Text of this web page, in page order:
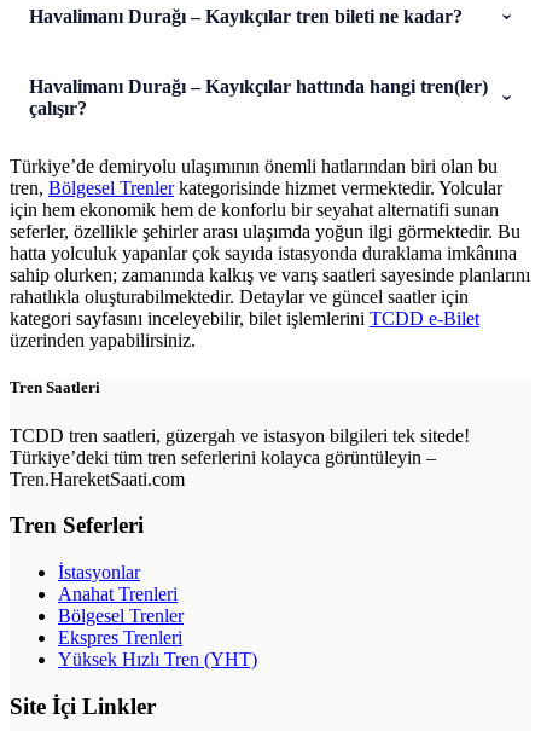
Havalimanı Durağı – Kayıkçılar tren bileti ne kadar?
Havalimanı Durağı – Kayıkçılar hattında hangi tren(ler)
çalışır?
Türkiye’de demiryolu ulaşımının önemli hatlarından biri olan bu
tren, Bölgesel Trenlerkategorisinde hizmet vermektedir. Yolcular
için hem ekonomik hem de konforlu bir seyahat alternatifi sunan
seferler, özellikle şehirler arası ulaşımda yoğun ilgi görmektedir. Bu
hatta yolculuk yapanlar çok sayıda istasyonda duraklama imkânına
sahip olurken; zamanında kalkış ve varış saatleri sayesinde planlarını
rahatlıkla oluşturabilmektedir. Detaylar ve güncel saatler için
kategori sayfasını inceleyebilir, bilet işlemlerini TCDD e-Bilet
üzerinden yapabilirsiniz.
Tren Saatleri
TCDD tren saatleri, güzergah ve istasyon bilgileri tek sitede!
Türkiye’deki tüm tren seferlerini kolayca görüntüleyin –
Tren.HareketSaati.com
Tren Seferleri
İstasyonlar
Anahat Trenleri
Bölgesel Trenler
Ekspres Trenleri
Yüksek Hızlı Tren (YHT)
Site İçi Linkler